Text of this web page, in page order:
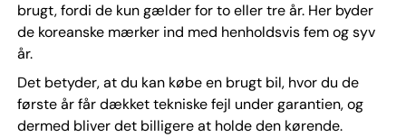
brugt, fordi de kun gælder for to eller tre år. Her byder
de koreanske mærker ind med henholdsvis fem og syv
år.
Det betyder, at du kan købe en brugt bil, hvor du de
første år får dækket tekniske fejl under garantien, og
dermed bliver det billigere at holde den kørende.